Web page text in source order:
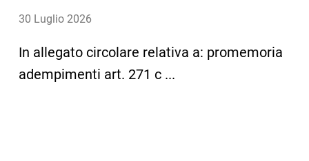
30 Luglio 2026
In allegato circolare relativa a: promemoria
adempimenti art. 271 c ...